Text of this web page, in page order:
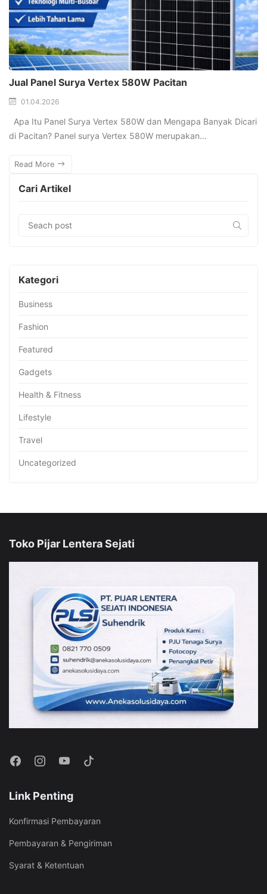
Jual Panel Surya Vertex 580W Pacitan
01.04.2026
Apa Itu Panel Surya Vertex 580W dan Mengapa Banyak Dicari
di Pacitan? Panel surya Vertex 580W merupakan…
Read More
Cari Artikel
Kategori
Business
Fashion
Featured
Gadgets
Health & Fitness
Lifestyle
Travel
Uncategorized
Toko Pijar Lentera Sejati
Link Penting
Konfirmasi Pembayaran
Pembayaran & Pengiriman
Syarat & Ketentuan